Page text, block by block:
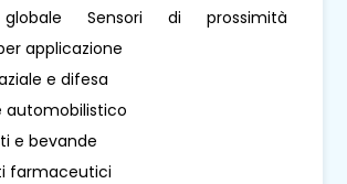
Sensori di prossimità
applicazione
e difesa
automobilistico
e bevande
farmaceutici